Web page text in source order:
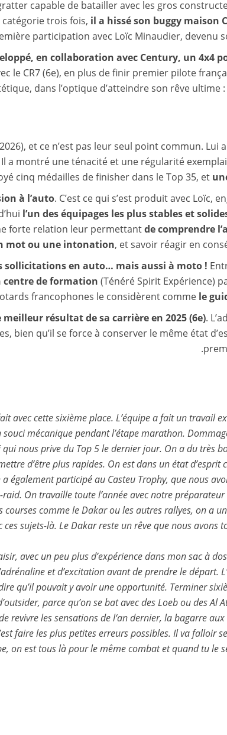
capable de batailler avec les gros
trois fois, il a hissé son buggy maison
participation avec Loïc Minaudier, devenu
en collaboration avec Century, un 4x4
le CR7 (6e), en plus de finir premier pilote
dans l’optique d’atteindre son rêve ultime
et ce n’est pas leur seul point commun. Lui
Il a montré une ténacité et une régularité
cinq médailles de finisher dans le Top 35, et
à l’auto. C’est ce qui s’est produit avec Loïc,
l’un des équipages les plus stables et
forte relation leur permettantde comprendre
mot ou une intonation, et savoir réagir en
sollicitations en auto… mais aussi à moto !
centre de formation (Ténéré Spirit Expérience)
francophones le considèrent comme le
meilleur résultat de sa carrière en 2025 (6e).
qu’il se force à conserver le même état
avec cette sixième place. L’équipe a fait un travail
mécanique pendant l’étape marathon.
nous prive du Top 5 le dernier jour. On a du très
d’être plus rapides. On est dans un état d’esprit
également participé au Casteu Trophy, que nous
On travaille toute l’année avec notre
comme le Dakar ou les autres rallyes, on a
ces sujets-là. Le Dakar reste un rêve que nous avons
avec un peu plus d’expérience dans mon sac à
et d’excitation avant de prendre le départ.
qu’il pouvait y avoir une opportunité. Terminer
parce qu’on se bat avec des Loeb ou des Al
revivre les sensations de l‘an dernier, la bagarre
faire les plus petites erreurs possibles. Il va falloir
on est tous là pour le même combat et quand tu le